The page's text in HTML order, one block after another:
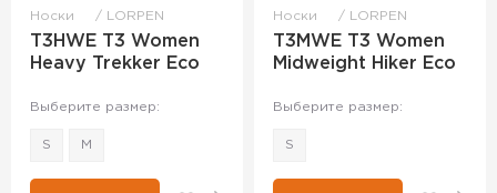
Носки LORPEN
T3HWE T3 Women
Heavy Trekker Eco
Выберите размер:
S M
Носки LORPEN
T3MWE T3 Women
Midweight Hiker Eco
Выберите размер:
S